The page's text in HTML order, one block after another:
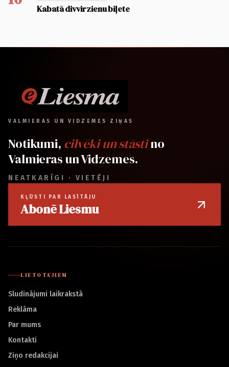
Kabatā divvirzienu biļete
VALMIERAS UN VIDZEMES ZIŅAS
Notikumi, cilvēki un stāstino
Valmieras un Vidzemes.
NEATKARĪGI · VIETĒJI
KĻŪSTI PAR LASĪTĀJU
Abonē Liesmu
LIETOTĀJIEM
Sludinājumi laikrakstā
Reklāma
Par mums
Kontakti
Ziņo redakcijai